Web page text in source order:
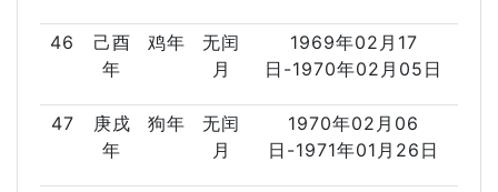
46
己酉
年
鸡年
无闰
月
1969年02月17
日-1970年02月05日
47
庚戌
年
狗年
无闰
月
1970年02月06
日-1971年01月26日